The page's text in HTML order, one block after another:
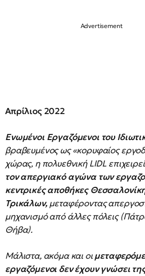
Απρίλιος 2022
Ενωμένοι Εργαζόμενοι του
βραβευμένος ως «κορυφαίος
χώρας, η πολυεθνική LIDL επιχειρεί
τον απεργιακό αγώνα των
κεντρικές αποθήκες
Τρικάλων, μεταφέροντας
μηχανισμό από άλλες πόλεις
Θήβα).
Μάλιστα, ακόμα και οι
εργαζόμενοι δεν έχουν γνώσει